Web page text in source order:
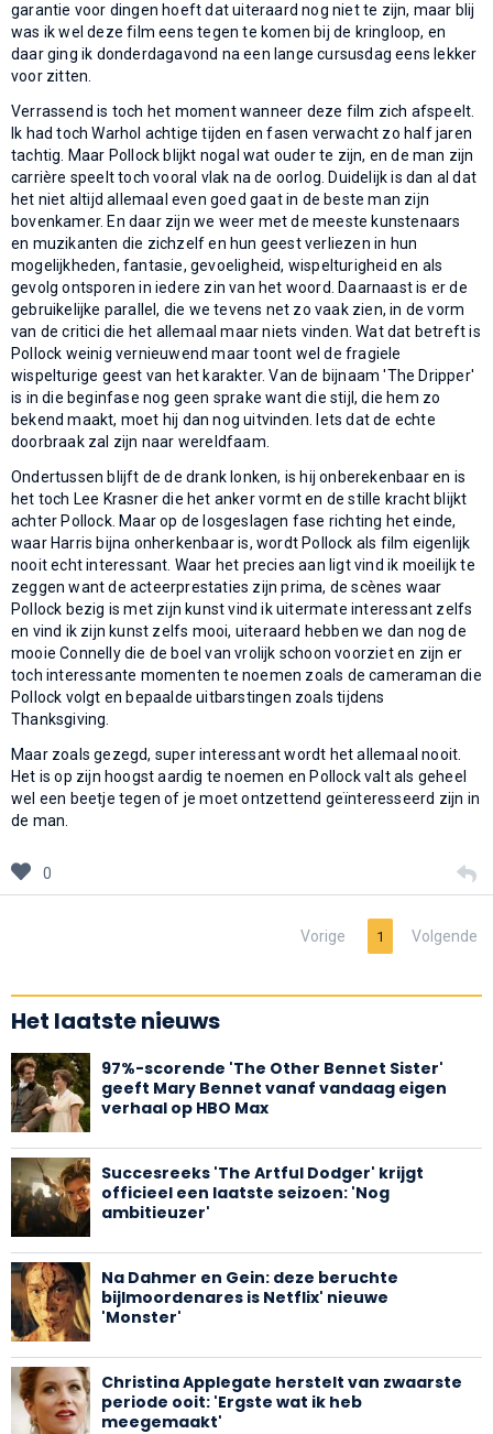
garantie voor dingen hoeft dat uiteraard nog niet te zijn, maar blij
was ik wel deze film eens tegen te komen bij de kringloop, en
daar ging ik donderdagavond na een lange cursusdag eens lekker
voor zitten.
Verrassend is toch het moment wanneer deze film zich afspeelt.
Ik had toch Warhol achtige tijden en fasen verwacht zo half jaren
tachtig. Maar Pollock blijkt nogal wat ouder te zijn, en de man zijn
carrière speelt toch vooral vlak na de oorlog. Duidelijk is dan al dat
het niet altijd allemaal even goed gaat in de beste man zijn
bovenkamer. En daar zijn we weer met de meeste kunstenaars
en muzikanten die zichzelf en hun geest verliezen in hun
mogelijkheden, fantasie, gevoeligheid, wispelturigheid en als
gevolg ontsporen in iedere zin van het woord. Daarnaast is er de
gebruikelijke parallel, die we tevens net zo vaak zien, in de vorm
van de critici die het allemaal maar niets vinden. Wat dat betreft is
Pollock weinig vernieuwend maar toont wel de fragiele
wispelturige geest van het karakter. Van de bijnaam 'The Dripper'
is in die beginfase nog geen sprake want die stijl, die hem zo
bekend maakt, moet hij dan nog uitvinden. Iets dat de echte
doorbraak zal zijn naar wereldfaam.
Ondertussen blijft de de drank lonken, is hij onberekenbaar en is
het toch Lee Krasner die het anker vormt en de stille kracht blijkt
achter Pollock. Maar op de losgeslagen fase richting het einde,
waar Harris bijna onherkenbaar is, wordt Pollock als film eigenlijk
nooit echt interessant. Waar het precies aan ligt vind ik moeilijk te
zeggen want de acteerprestaties zijn prima, de scènes waar
Pollock bezig is met zijn kunst vind ik uitermate interessant zelfs
en vind ik zijn kunst zelfs mooi, uiteraard hebben we dan nog de
mooie Connelly die de boel van vrolijk schoon voorziet en zijn er
toch interessante momenten te noemen zoals de cameraman die
Pollock volgt en bepaalde uitbarstingen zoals tijdens
Thanksgiving.
Maar zoals gezegd, super interessant wordt het allemaal nooit.
Het is op zijn hoogst aardig te noemen en Pollock valt als geheel
wel een beetje tegen of je moet ontzettend geïnteresseerd zijn in
de man.
0
Vorige 1 Volgende
Het laatste nieuws
97%-scorende 'The Other Bennet Sister'
geeft Mary Bennet vanaf vandaag eigen
verhaal op HBO Max
Succesreeks 'The Artful Dodger' krijgt
officieel een laatste seizoen: 'Nog
ambitieuzer'
Na Dahmer en Gein: deze beruchte
bijlmoordenares is Netflix' nieuwe
'Monster'
Christina Applegate herstelt van zwaarste
periode ooit: 'Ergste wat ik heb
meegemaakt'